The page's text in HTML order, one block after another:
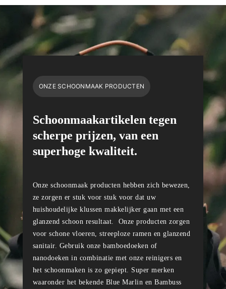
ONZE SCHOONMAAK PRODUCTEN
Schoonmaakartikelen tegen
scherpe prijzen, van een
superhoge kwaliteit.
Onze schoonmaak producten hebben zich bewezen,
ze zorgen er stuk voor stuk voor dat uw
huishoudelijke klussen makkelijker gaan met een
glanzend schoon resultaat. Onze producten zorgen
voor schone vloeren, streeploze ramen en glanzend
sanitair. Gebruik onze bamboedoeken of
nanodoeken in combinatie met onze reinigers en
het schoonmaken is zo gepiept. Super merken
waaronder het bekende Blue Marlin en Bambuss